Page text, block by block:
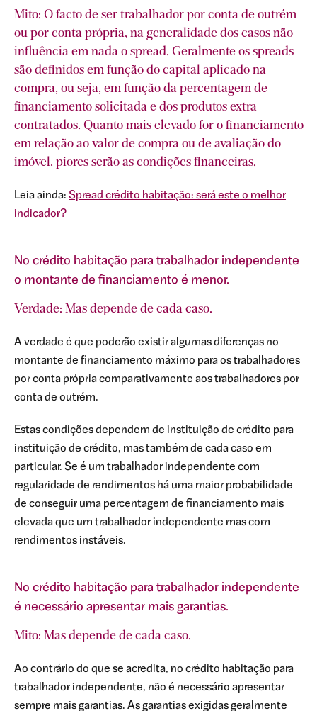
Mito: O facto de ser trabalhador por conta de outrém
ou por conta própria, na generalidade dos casos não
influência em nada o spread. Geralmente os spreads
são definidos em função do capital aplicado na
compra, ou seja, em função da percentagem de
financiamento solicitada e dos produtos extra
contratados. Quanto mais elevado for o financiamento
em relação ao valor de compra ou de avaliação do
imóvel, piores serão as condições financeiras.
Leia ainda: Spread crédito habitação: será este o melhor
indicador?
No crédito habitação para trabalhador independente
o montante de financiamento é menor.
Verdade: Mas depende de cada caso.
A verdade é que poderão existir algumas diferenças no
montante de financiamento máximo para os trabalhadores
por conta própria comparativamente aos trabalhadores por
conta de outrém.
Estas condições dependem de instituição de crédito para
instituição de crédito, mas também de cada caso em
particular. Se é um trabalhador independente com
regularidade de rendimentos há uma maior probabilidade
de conseguir uma percentagem de financiamento mais
elevada que um trabalhador independente mas com
rendimentos instáveis.
No crédito habitação para trabalhador independente
é necessário apresentar mais garantias.
Mito: Mas depende de cada caso.
Ao contrário do que se acredita, no crédito habitação para
trabalhador independente, não é necessário apresentar
sempre mais garantias. As garantias exigidas geralmente